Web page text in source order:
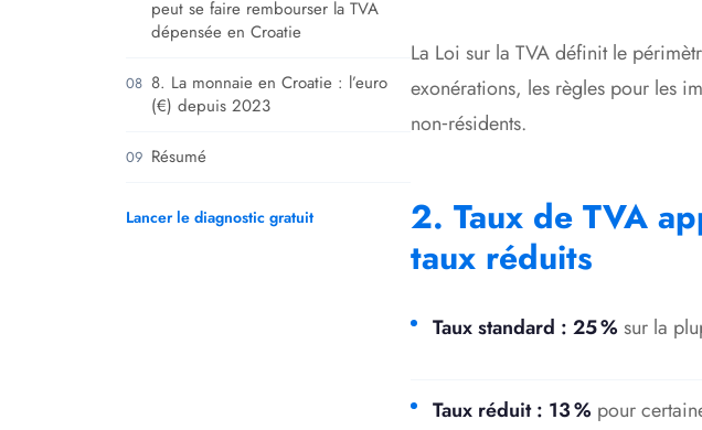
peut se faire rembourser la TVA
dépensée en Croatie
08 8. La monnaie en Croatie : l’euro
(€) depuis 2023
09 Résumé
Lancer le diagnostic gratuit
La Loi sur la TVA définit le
exonérations, les règles pour les
non‑résidents.
2. Taux de TVA
taux réduits
Taux standard : 25 % sur la
Taux réduit : 13 % pour